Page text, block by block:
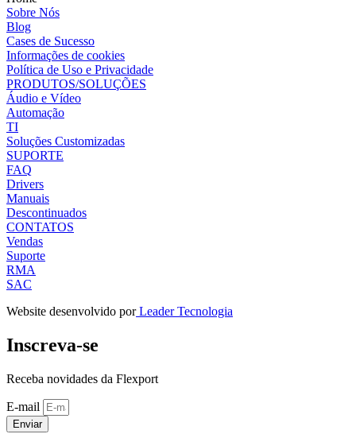
Sobre Nós
Blog
Cases de Sucesso
Informações de cookies
Política de Uso e Privacidade
PRODUTOS/SOLUÇÕES
Áudio e Vídeo
Automação
TI
Soluções Customizadas
SUPORTE
FAQ
Drivers
Manuais
Descontinuados
CONTATOS
Vendas
Suporte
RMA
SAC
Website desenvolvido porLeader Tecnologia
Inscreva-se
Receba novidades da Flexport
E-mail
Enviar